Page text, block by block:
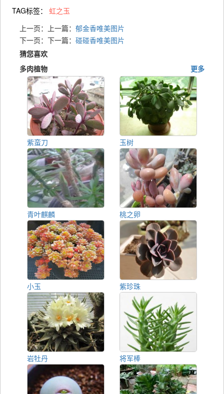
TAG标签： 虹之玉
上一页：上一篇： 郁金香唯美图片
下一页：下一篇： 碰碰香唯美图片
猜您喜欢
更多
多肉植物
紫蛮刀 玉树
青叶麒麟 桃之卵
小玉 紫珍珠
岩牡丹 将军棒